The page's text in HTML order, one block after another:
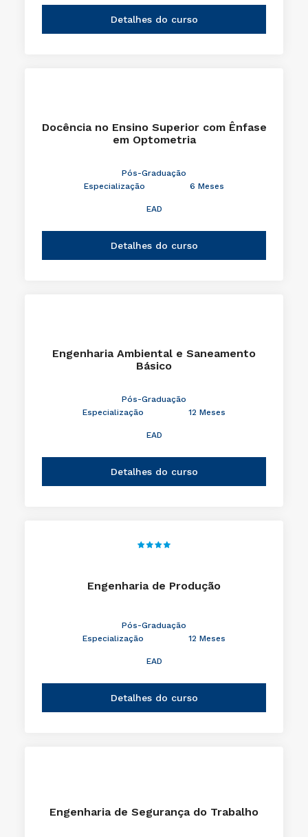
Detalhes do curso
Docência no Ensino Superior com Ênfase
em Optometria
Pós-Graduação
Especialização
6 Meses
EAD
Detalhes do curso
Engenharia Ambiental e Saneamento
Básico
Pós-Graduação
Especialização
12 Meses
EAD
Detalhes do curso
Engenharia de Produção
Pós-Graduação
Especialização
12 Meses
EAD
Detalhes do curso
Engenharia de Segurança do Trabalho